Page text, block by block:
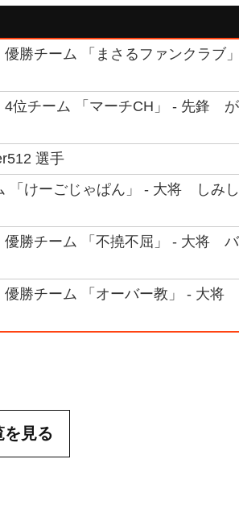
勝チーム 「まさるファンクラブ
4位チーム 「マーチCH」 - 先鋒
選手
「けーごじゃぱん」 - 大将 しみ
優勝チーム 「不撓不屈」 - 大将
優勝チーム 「オーバー教」 - 大将
見る